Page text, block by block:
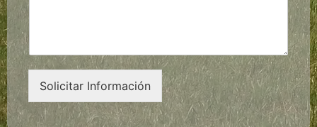
Solicitar Información